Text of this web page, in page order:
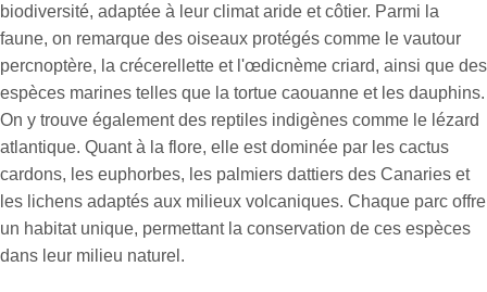
biodiversité, adaptée à leur climat aride et côtier. Parmi la
faune, on remarque des oiseaux protégés comme le vautour
percnoptère, la crécerellette et l'œdicnème criard, ainsi que des
espèces marines telles que la tortue caouanne et les dauphins.
On y trouve également des reptiles indigènes comme le lézard
atlantique. Quant à la flore, elle est dominée par les cactus
cardons, les euphorbes, les palmiers dattiers des Canaries et
les lichens adaptés aux milieux volcaniques. Chaque parc offre
un habitat unique, permettant la conservation de ces espèces
dans leur milieu naturel.